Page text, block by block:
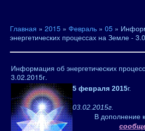
Главная » 2015 » Февраль » 05 »
энергетических процессах на Земле -
Информация об энергетических
3.02.2015г.
5 февраля 2015г.
03.02.2015г.
В дополнение к